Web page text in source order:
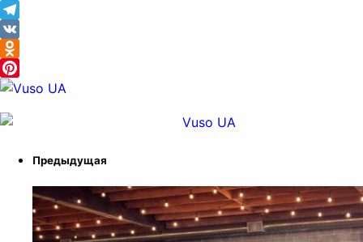
Twitter
Telegram
VK
Odnoklassniki
Pinterest
Предыдущая